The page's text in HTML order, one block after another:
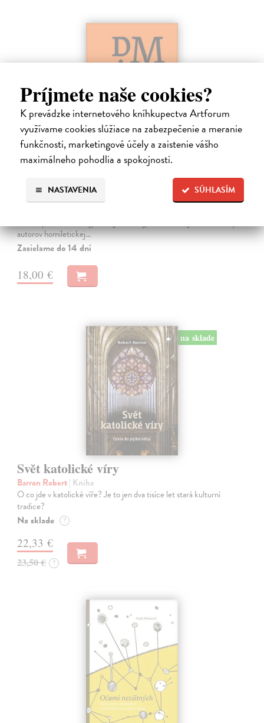
Príjmete naše cookies?
K prevádzke internetového kníhkupectva Artforum
využívame cookies slúžiace na zabezpečenie a meranie
funkčnosti, marketingové účely a zaistenie vášho
maximálneho pohodlia a spokojnosti.
SÚHLASÍM
NASTAVENIA
Dominik Mokoš OFM (1718-1776) a jeho
kazateľská tvorba
Škovierová Angela| Kniha
Ide o titul, ktorým naše vydavateľstvo pokračuje v mapovaní
autorov homiletickej…
Zasielame do 14 dní
18,00 €
na sklade
Svět katolické víry
Barron Robert| Kniha
O co jde v katolické víře? Je to jen dva tisíce let stará kulturní
tradice?
Na sklade ?
22,33 €
23,50 € ?